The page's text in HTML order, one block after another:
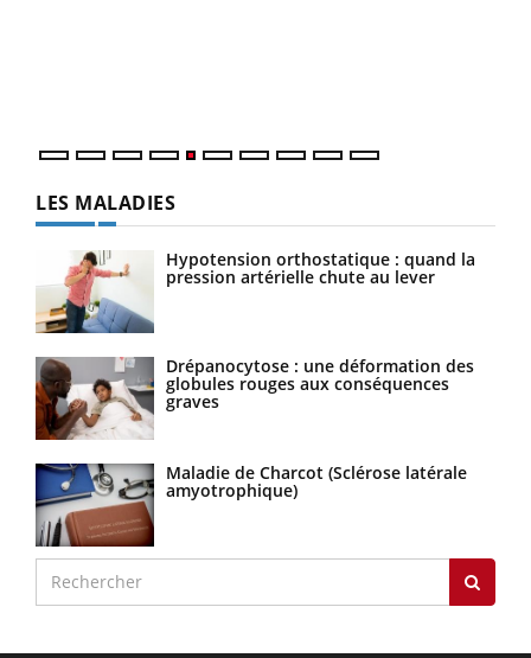
LES MALADIES
Hypotension orthostatique : quand la
pression artérielle chute au lever
Drépanocytose : une déformation des
globules rouges aux conséquences
graves
Maladie de Charcot (Sclérose latérale
amyotrophique)